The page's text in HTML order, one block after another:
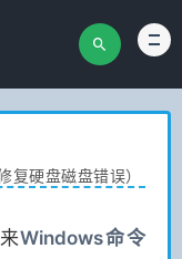
硬盘磁盘错误）
Windows命令